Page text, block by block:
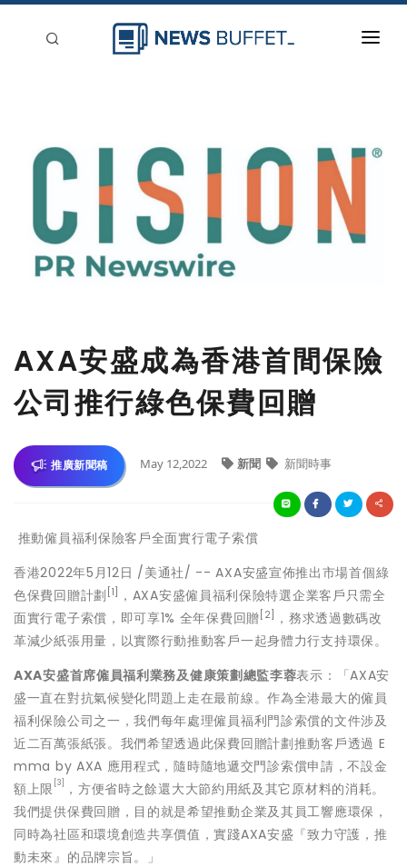
登入
AXA安盛成為香港首間保險
公司推行綠色保費回贈
推廣新聞稿 May 12,2022 新聞 新聞時事
推動僱員福利保險客戶全面實行電子索償
香港2022年5月12日 /美通社/ -- AXA安盛宣佈推出市場首個綠
色保費回贈計劃 [1]
，AXA安盛僱員福利保險特選企業客戶只需全
面實行電子索償，即可享1% 全年保費回贈 [2]
，務求透過數碼改
革減少紙張用量，以實際行動推動客戶一起身體力行支持環保。
AXA安盛首席僱員福利業務及健康策劃總監李蓉表示：「AXA安
盛一直在對抗氣候變化問題上走在最前線。作為全港最大的僱員
福利保險公司之一，我們每年處理僱員福利門診索償的文件涉及
近二百萬張紙張。我們希望透過此保費回贈計劃推動客戶透過 E
mma by AXA 應用程式，隨時隨地遞交門診索償申請，不設金
額上限 [3]
，方便省時之餘還大大節約用紙及其它原材料的消耗。
我們提供保費回贈，目的就是希望推動企業及其員工響應環保，
同時為社區和環境創造共享價值，實踐AXA安盛『致力守護，推
動未來』的品牌宗旨。」